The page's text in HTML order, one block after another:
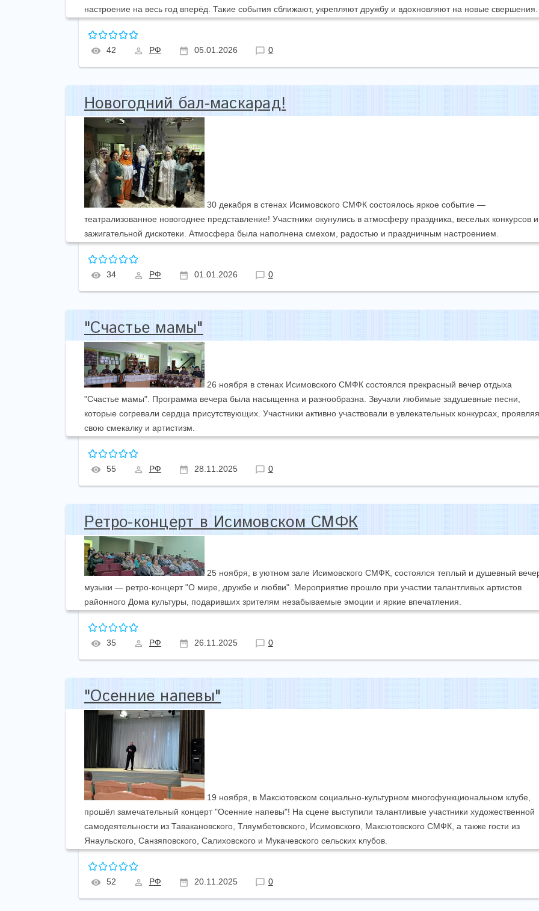
настроение на весь год вперёд. Такие события сближают, укрепляют дружбу и вдохновляют на новые свершения.
42 РФ 05.01.2026 0
Новогодний бал-маскарад!
30 декабря в стенах Исимовского СМФК состоялось яркое событие —
театрализованное новогоднее представление! Участники окунулись в атмосферу праздника, веселых конкурсов и
зажигательной дискотеки. Атмосфера была наполнена смехом, радостью и праздничным настроением.
34 РФ 01.01.2026 0
"Счастье мамы"
26 ноября в стенах Исимовского СМФК состоялся прекрасный вечер отдыха
"Счастье мамы". Программа вечера была насыщенна и разнообразна. Звучали любимые задушевные песни,
которые согревали сердца присутствующих. Участники активно участвовали в увлекательных конкурсах, проявляя
свою смекалку и артистизм.
55 РФ 28.11.2025 0
Ретро-концерт в Исимовском СМФК
25 ноября, в уютном зале Исимовского СМФК, состоялся теплый и душевный
музыки — ретро-концерт "О мире, дружбе и любви". Мероприятие прошло при участии талантливых артистов
районного Дома культуры, подаривших зрителям незабываемые эмоции и яркие впечатления.
35 РФ 26.11.2025 0
"Осенние напевы"
19 ноября, в Максютовском социально-культурном многофункциональном клубе,
прошёл замечательный концерт "Осенние напевы"! На сцене выступили талантливые участники художественной
самодеятельности из Тавакановского, Тляумбетовского, Исимовского, Максютовского СМФК, а также гости из
Янаульского, Санзяповского, Салиховского и Мукачевского сельских клубов.
52 РФ 20.11.2025 0